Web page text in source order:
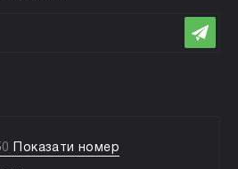
0 Показати номер